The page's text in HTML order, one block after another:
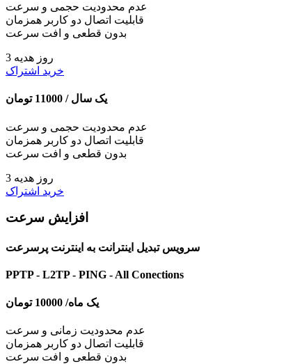
عدم محدودیت حجمی و سرعت
قابلیت اتصال دو کاربر همزمان
بدون قطعی و افت سرعت
3 روز هدیه
خرید اشتراک
یک سال / 11000 تومان
عدم محدودیت حجمی و سرعت
قابلیت اتصال دو کاربر همزمان
بدون قطعی و افت سرعت
3 روز هدیه
خرید اشتراک
افزایش سرعت
سرویس تبدیل اینترانت به اینترنت پرسرعت
PPTP - L2TP - PING - All Conections
یک ماه/ 10000 تومان
عدم محدودیت زمانی و سرعت
قابلیت اتصال دو کاربر همزمان
بدون قطعی و افت سرعت